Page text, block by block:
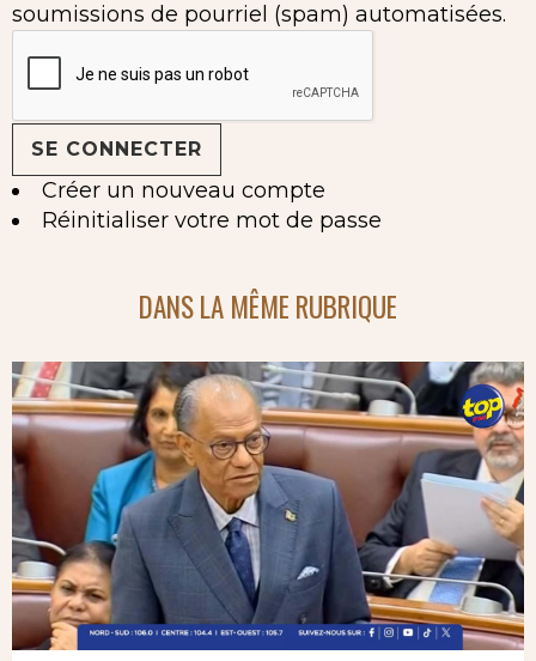
soumissions de pourriel (spam) automatisées.
Créer un nouveau compte
Réinitialiser votre mot de passe
DANS LA MÊME RUBRIQUE